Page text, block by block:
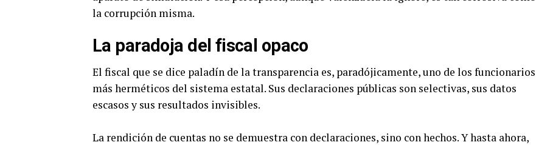
la corrupción misma.
La paradoja del fiscal opaco
El fiscal que se dice paladín de la transparencia es, paradójicamente, uno de los funcionarios
más herméticos del sistema estatal. Sus declaraciones públicas son selectivas, sus datos
escasos y sus resultados invisibles.
La rendición de cuentas no se demuestra con declaraciones, sino con hechos. Y hasta ahora,